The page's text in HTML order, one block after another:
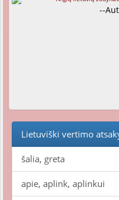
--
Lietuviški vertimo
šalia, greta
apie, aplink, aplinkui